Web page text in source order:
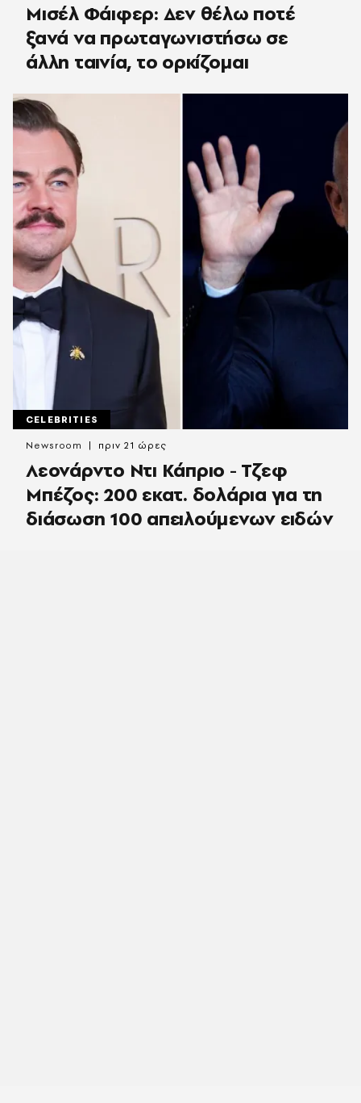
Μισέλ Φάιφερ: Δεν θέλω ποτέ
ξανά να πρωταγωνιστήσω σε
άλλη ταινία, το ορκίζομαι
CELEBRITIES
Λεονάρντο Ντι Κάπριο - Τζεφ
Μπέζος: 200 εκατ. δολάρια για τη
διάσωση 100 απειλούμενων ειδών
Newsroom πριν 21 ώρες